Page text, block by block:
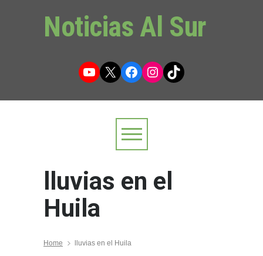
Noticias Al Sur
YouTube
X Facebook
Instagram
TikTok
lluvias en el
Huila
Home lluvias en el Huila